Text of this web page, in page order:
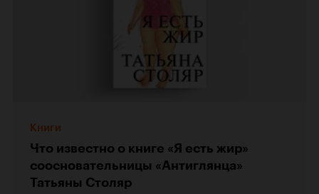
Книги
Что известно о книге «Я есть жир»
соосновательницы «Антиглянца»
Татьяны Столяр